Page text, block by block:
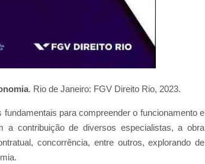
. Rio de Janeiro: FGV Direito Rio, 2023.
para compreender o funcionamento e
a contribuição de diversos especialistas, a obra
concorrência, entre outros, explorando de